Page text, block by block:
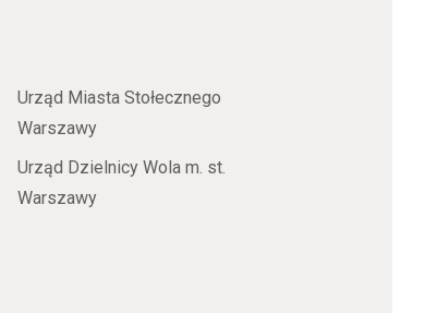
Urząd Miasta Stołecznego
Warszawy
Urząd Dzielnicy Wola m. st.
Warszawy